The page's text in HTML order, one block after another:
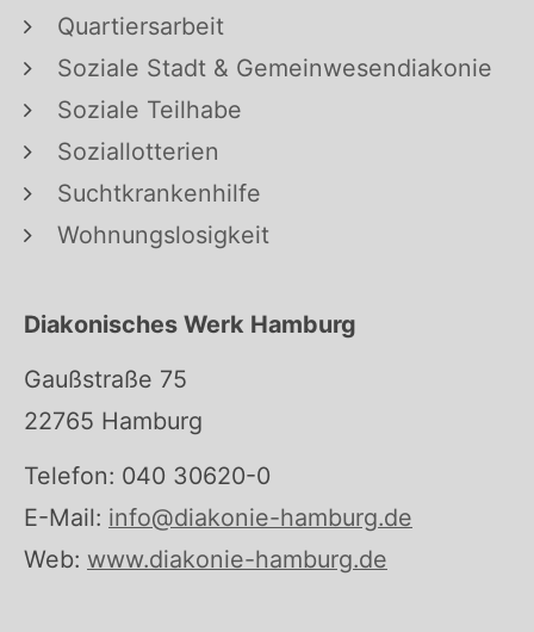
Quartiersarbeit
Soziale Stadt & Gemeinwesendiakonie
Soziale Teilhabe
Soziallotterien
Suchtkrankenhilfe
Wohnungslosigkeit
Diakonisches Werk Hamburg
Gaußstraße 75
22765 Hamburg
Telefon: 040 30620-0
E-Mail: info@diakonie-hamburg.de
Web: www.diakonie-hamburg.de